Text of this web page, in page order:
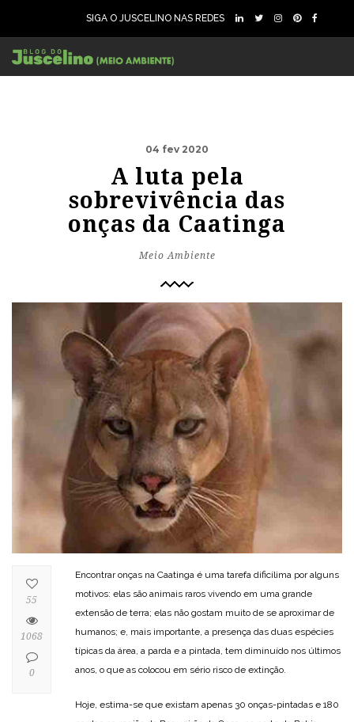
SIGA O JUSCELINO NAS REDES
04 fev 2020
A luta pela
sobrevivência das
onças da Caatinga
Meio Ambiente
Encontrar onças na Caatinga é uma tarefa dificílima por alguns
motivos: elas são animais raros vivendo em uma grande
extensão de terra; elas não gostam muito de se aproximar de
humanos; e, mais importante, a presença das duas espécies
típicas da área, a parda e a pintada, tem diminuído nos últimos
anos, o que as colocou em sério risco de extinção.
Hoje, estima-se que existam apenas 30 onças-pintadas e 180
55
1068
0